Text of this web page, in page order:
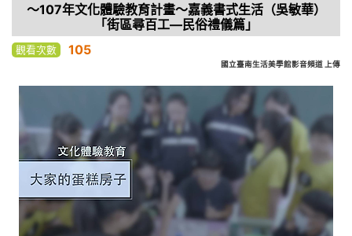
～107年文化體驗教育計畫～嘉義書式生活（吳敏華）
「街區尋百工—民俗禮儀篇」
觀看次數 105
國立臺南生活美學館影音頻道 上傳